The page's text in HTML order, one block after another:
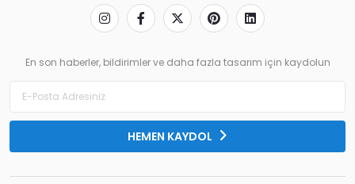
En son haberler, bildirimler ve daha fazla tasarım için kaydolun
HEMEN KAYDOL